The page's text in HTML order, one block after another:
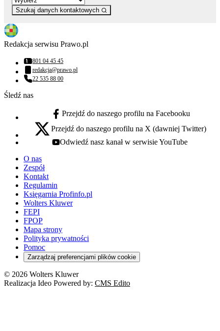
Szukaj danych kontaktowych
Redakcja serwisu Prawo.pl
Numer telefonu:
801 04 45 45
Adres email:
redakcja@prawo.pl
Numer telefonu:
22 535 88 00
Śledź nas
facebook - otwiera się w nowej karcie
Przejdź do naszego profilu na Facebooku
x - otwiera się w nowej karcie
Przejdź do naszego profilu na X (dawniej Twitter)
youtube - otwiera się w nowej karcie
Odwiedź nasz kanał w serwisie YouTube
O nas
Zespół
Kontakt
Regulamin
Księgarnia Profinfo.pl
Wolters Kluwer
FEPI
FPOP
Mapa strony
Polityka prywatności
Pomoc
Zarządzaj preferencjami plików cookie
© 2026 Wolters Kluwer
Realizacja Ideo Powered by: CMS Edito